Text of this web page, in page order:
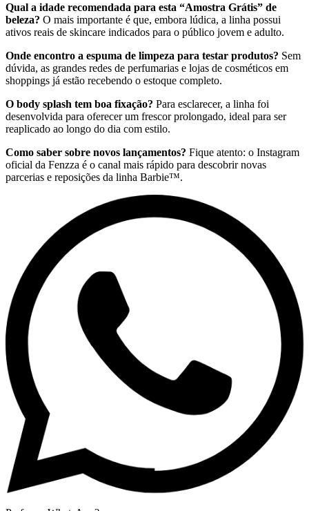
Qual a idade recomendada para esta “Amostra Grátis” de
beleza? O mais importante é que, embora lúdica, a linha possui
ativos reais de skincare indicados para o público jovem e adulto.
Onde encontro a espuma de limpeza para testar produtos? Sem
dúvida, as grandes redes de perfumarias e lojas de cosméticos em
shoppings já estão recebendo o estoque completo.
O body splash tem boa fixação? Para esclarecer, a linha foi
desenvolvida para oferecer um frescor prolongado, ideal para ser
reaplicado ao longo do dia com estilo.
Como saber sobre novos lançamentos? Fique atento: o Instagram
oficial da Fenzza é o canal mais rápido para descobrir novas
parcerias e reposições da linha Barbie™.